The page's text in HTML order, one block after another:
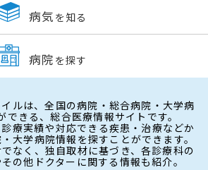
病気 を知る
病院 を探す
ルは、全国の病院・総合病院・大学病
できる、総合医療情報サイトです。
療実績や対応できる疾患・治療などか
大学病院情報を探すことができます。
なく、独自取材に基づき、各診療科の
の他ドクターに関する情報も紹介。